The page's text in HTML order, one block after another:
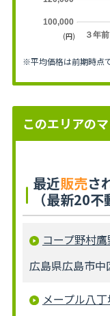
３年前
100,000
(円)
※平均価格は前期時点
このエリアの
最近販売さ
（最新20不
コープ野村
広島県広島市中
メープル八